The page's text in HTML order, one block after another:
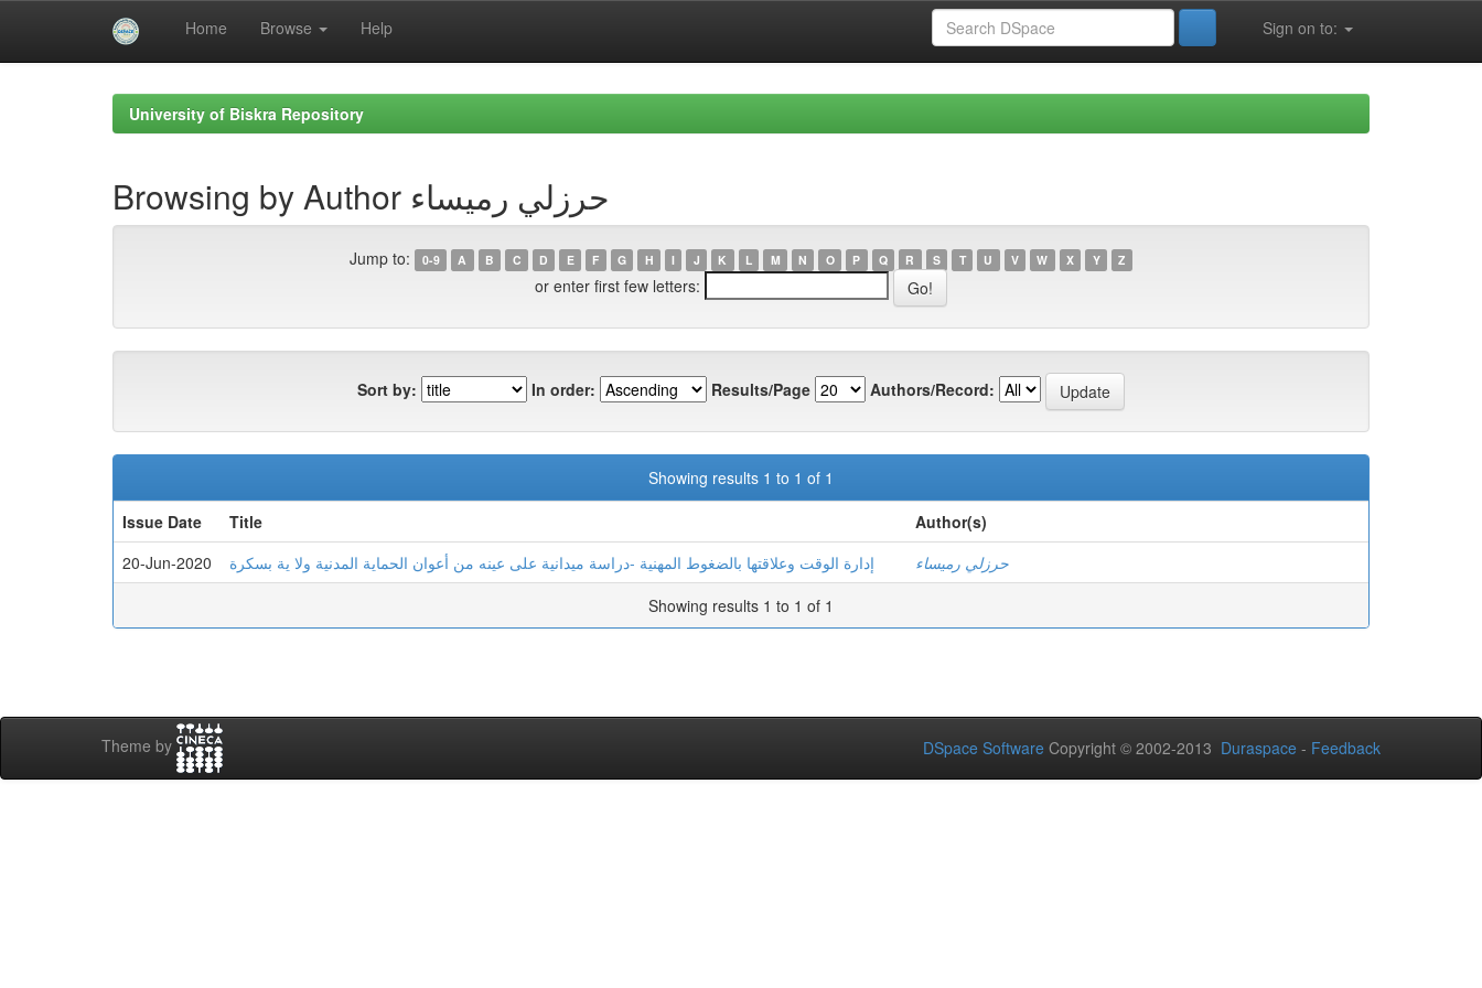
Home Browse Help Sign on to:
University of Biskra Repository
Browsing by Author حرزلي رميساء
Jump to: 0-9 A B C D E F G H I J K L M N O P Q R S T U V W X Y Z
or enter first few letters:
Sort by: In order: Results/Page Authors/Record:
Showing results 1 to 1 of 1
Issue Date
Title
Author(s)
20-Jun-2020
إدارة الوقت وعلاقتها بالضغوط المهنية -دراسة ميدانية على عينه من أعوان الحماية المدنية ولا ية بسكرة
حرزلي رميساء
Showing results 1 to 1 of 1
Theme by DSpace Software Copyright © 2002-2013 Duraspace - Feedback